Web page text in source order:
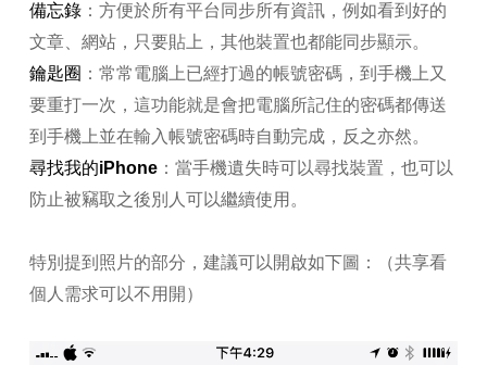
備忘錄：方便於所有平台同步所有資訊，例如看到好的
文章、網站，只要貼上，其他裝置也都能同步顯示。
鑰匙圈 ：常常電腦上已經打過的帳號密碼，到手機上又
要重打一次，這功能就是會把電腦所記住的密碼都傳送
到手機上並在輸入帳號密碼時自動完成，反之亦然。
尋找我的iPhone：當手機遺失時可以尋找裝置，也可以
防止被竊取之後別人可以繼續使用。
特別提到照片的部分，建議可以開啟如下圖：（共享看
個人需求可以不用開）